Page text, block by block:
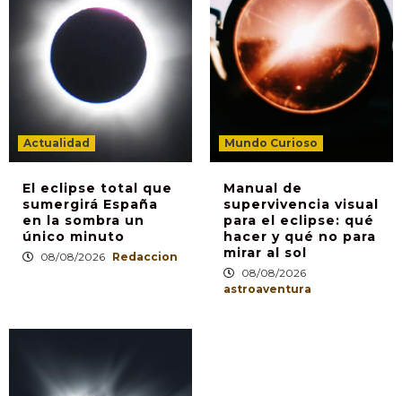
Actualidad
El eclipse total que
sumergirá España
en la sombra un
único minuto
08/08/2026 Redaccion
Mundo Curioso
Manual de
supervivencia visual
para el eclipse: qué
hacer y qué no para
mirar al sol
08/08/2026
astroaventura